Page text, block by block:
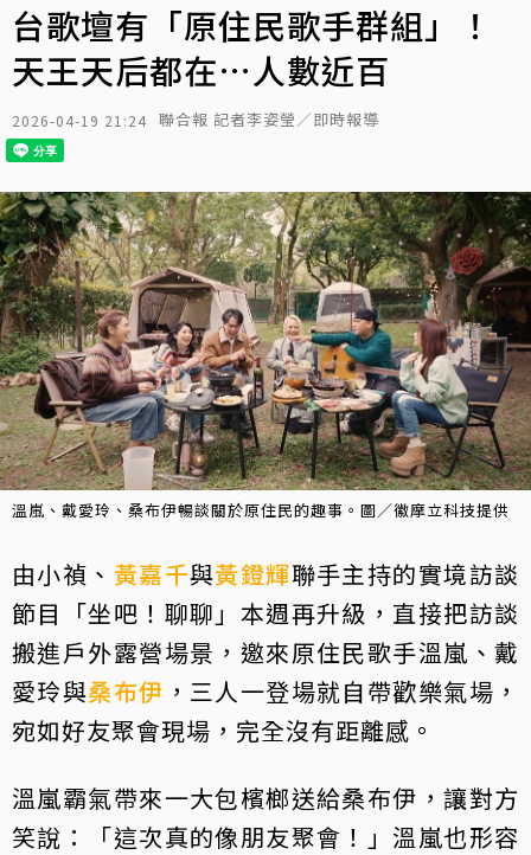
台歌壇有「原住民歌手群組」！
天王天后都在⋯人數近百
2026-04-19 21:24 聯合報 記者李姿瑩／即時報導
溫嵐、戴愛玲、桑布伊暢談關於原住民的趣事。圖／徽摩立科技提供
由小禎、 黃嘉千與黃鐙輝聯手主持的實境訪談
節目「坐吧！聊聊」本週再升級，直接把訪談
搬進戶外露營場景，邀來原住民歌手溫嵐、戴
愛玲與桑布伊 ，三人一登場就自帶歡樂氣場，
宛如好友聚會現場，完全沒有距離感。
溫嵐霸氣帶來一大包檳榔送給桑布伊，讓對方
笑說：「這次真的像朋友聚會！」溫嵐也形容